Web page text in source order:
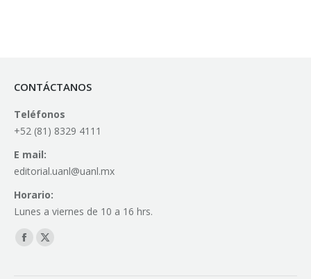
CONTÁCTANOS
Teléfonos
+52 (81) 8329 4111
E mail:
editorial.uanl@uanl.mx
Horario:
Lunes a viernes de 10 a 16 hrs.
Find us on:
Facebook
X